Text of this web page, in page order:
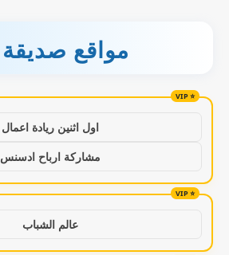
مواقع صديقة
اول اثنين ريادة اعمال
مشاركة ارباح ادسنس
عالم الشباب